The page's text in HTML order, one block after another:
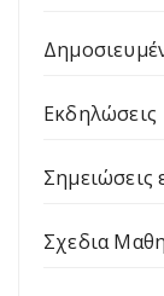
Εκδηλώσεις
Σημειώσεις
Σχεδια